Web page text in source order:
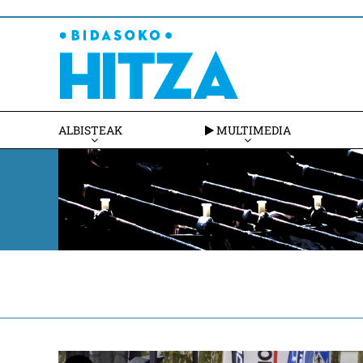
ALBISTEAK MULTIMEDIA